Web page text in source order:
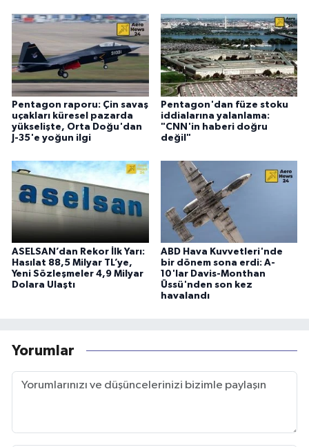
Pentagon raporu: Çin savaş
uçakları küresel pazarda
yükselişte, Orta Doğu'dan
J-35'e yoğun ilgi
Pentagon'dan füze stoku
iddialarına yalanlama:
"CNN'in haberi doğru
değil"
ASELSAN’dan Rekor İlk Yarı:
Hasılat 88,5 Milyar TL’ye,
Yeni Sözleşmeler 4,9 Milyar
Dolara Ulaştı
ABD Hava Kuvvetleri'nde
bir dönem sona erdi: A-
10'lar Davis-Monthan
Üssü'nden son kez
havalandı
Yorumlar